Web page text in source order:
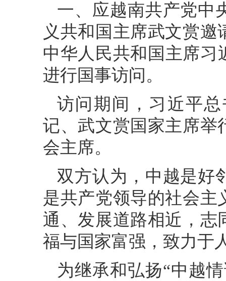
一、应越南共产党中
义共和国主席武文赏
中华人民共和国主席习
进行国事访问。
访问期间，习近平
记、武文赏国家主席举
会主席。
双方认为，中越是好
是共产党领导的社会主
通、发展道路相近，志
福与国家富强，致力于
为继承和弘扬“中越